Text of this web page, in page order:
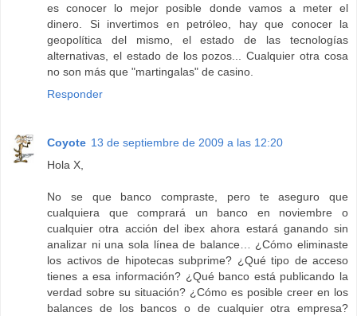
es conocer lo mejor posible donde vamos a meter el
dinero. Si invertimos en petróleo, hay que conocer la
geopolítica del mismo, el estado de las tecnologías
alternativas, el estado de los pozos... Cualquier otra cosa
no son más que "martingalas" de casino.
Responder
Coyote 13 de septiembre de 2009 a las 12:20
Hola X,
No se que banco compraste, pero te aseguro que
cualquiera que comprará un banco en noviembre o
cualquier otra acción del ibex ahora estará ganando sin
analizar ni una sola línea de balance… ¿Cómo eliminaste
los activos de hipotecas subprime? ¿Qué tipo de acceso
tienes a esa información? ¿Qué banco está publicando la
verdad sobre su situación? ¿Cómo es posible creer en los
balances de los bancos o de cualquier otra empresa?